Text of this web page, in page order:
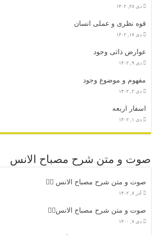
دی ۲۸, ۱۴۰۲
قوه نظری و عملی انسان
دی ۱۷, ۱۴۰۲
عوارض ذاتی وجود
دی ۹, ۱۴۰۲
مفهوم و موضوع وجود
دی ۲, ۱۴۰۲
اسفار اربعه
دی ۱, ۱۴۰۲
صوت و متن شرح مصباح الانس
صوت و متن شرح مصباح الانس ۹️⃣
آذر ۷, ۱۴۰۲
صوت و متن شرح مصباح الانس۸⃣
دی ۷, ۱۴۰۰